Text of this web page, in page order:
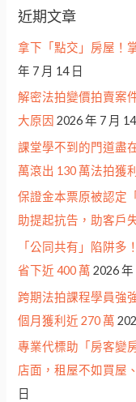
敏
度
的
您
字
:
近期文章
拿下「點交」房屋！
年 7 月 14 日
解密法拍變價拍賣案
大原因 2026 年 7 月 14
課堂學不到的門道盡
萬滾出 130 萬法拍獲利
保證金本票原被認定
助提起抗告，助客戶
「公同共有」陷阱多
省下近 400 萬 2026 年
跨期法拍課程學員強
個月獲利近 270 萬
專業代標助「房客變
店面，租屋不如買屋
日